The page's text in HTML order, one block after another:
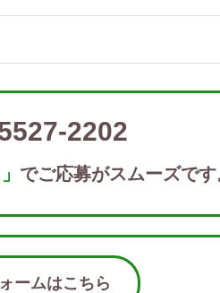
2202
でご応募がスムーズです
ームはこちら